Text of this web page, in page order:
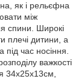
як і рельєфна
між
спини. Широкі
плечі дитини, а
час носіння.
важкості
34х25х13см,